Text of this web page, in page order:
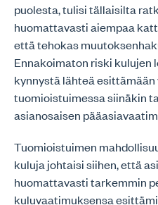
puolesta, tulisi tällaisilta
huomattavasti aiempaa
että tehokas
Ennakoimaton riski kulujen
kynnystä lähteä
tuomioistuimessa siinäkin
asianosaisen
Tuomioistuimen
kuluja johtaisi siihen, että
huomattavasti tarkemmin
kuluvaatimuksensa